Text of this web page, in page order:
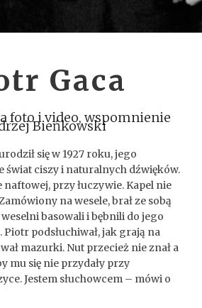
Gaca
foto i video, wspomnienie
Bieńkowski
się w 1927 roku, jego
świat ciszy i naturalnych dźwięków.
przy łuczywie. Kapel nie
na wesele, brał ze sobą
basowali i bębnili do jego
Piotr podsłuchiwał, jak grają na
mazurki. Nut przecież nie znał a
mu się nie przydały przy
Jestem słuchowcem – mówi o